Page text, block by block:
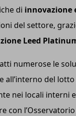
di innovazione
del settore,
Leed
numerose le
all’interno del
nei locali interni
con